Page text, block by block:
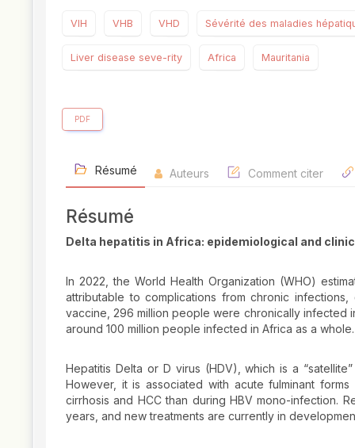
VIH VHB VHD Sévérité des maladies
Liver disease seve-rity Africa Mauritania
PDF
Résumé Auteurs Comment citer
Résumé
Delta hepatitis in Africa: epidemiological and
In 2022, the World Health Organization (WHO)
attributable to complications from chronic
vaccine, 296 million people were chronically infected
around 100 million people infected in Africa as a whole.
Hepatitis Delta or D virus (HDV), which is a
However, it is associated with acute fulminant
cirrhosis and HCC than during HBV mono-infection.
years, and new treatments are currently in